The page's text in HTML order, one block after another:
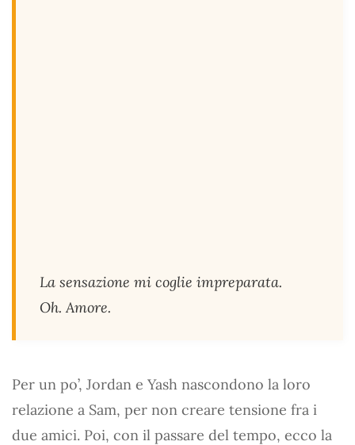
La sensazione mi coglie impreparata.
Oh. Amore.
Per un po’, Jordan e Yash nascondono la loro
relazione a Sam, per non creare tensione fra i
due amici. Poi, con il passare del tempo, ecco la